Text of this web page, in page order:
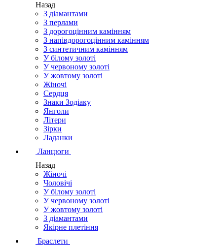
Назад
З діамантами
З перлами
З дорогоцінним камінням
З напівдорогоцінним камінням
З синтетичним камінням
У білому золоті
У червоному золоті
У жовтому золоті
Жіночі
Сердця
Знаки Зодіаку
Янголи
Літери
Зірки
Ладанки
Ланцюги
Назад
Жіночі
Чоловічі
У білому золоті
У червоному золоті
У жовтому золоті
З діамантами
Якірне плетіння
Браслети